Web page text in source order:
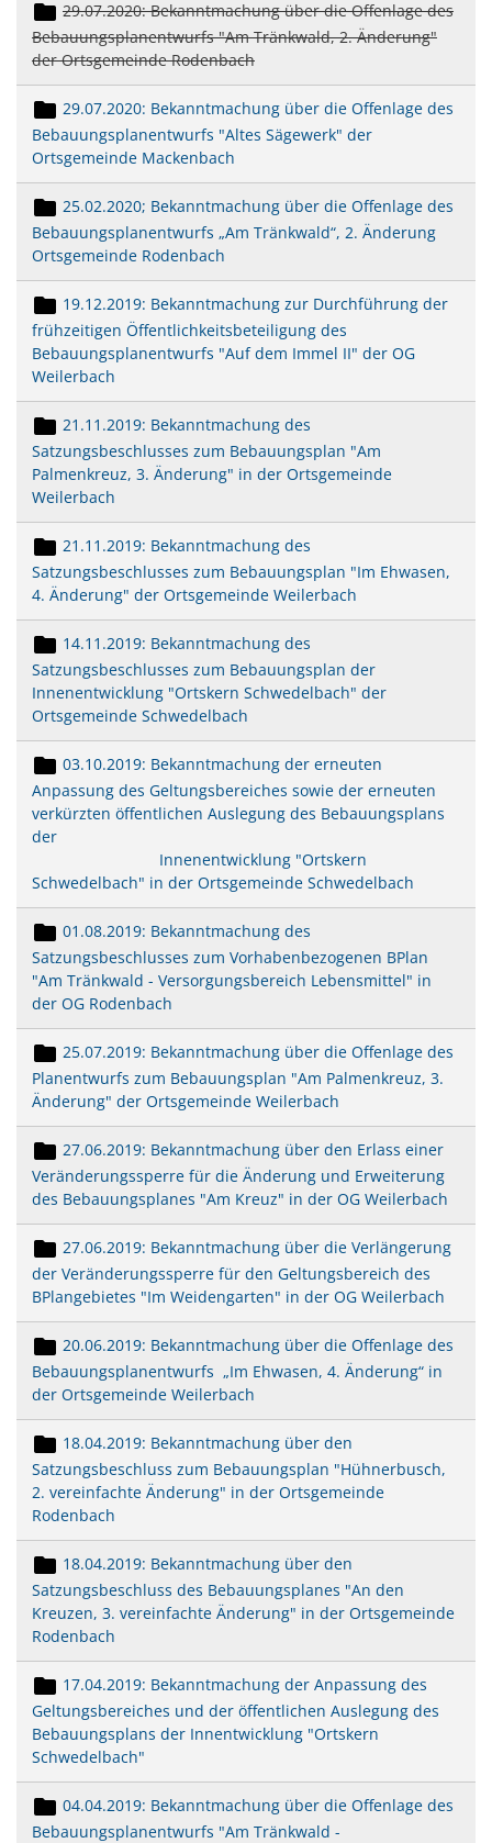
29.07.2020: Bekanntmachung über die Offenlage des
Bebauungsplanentwurfs "Am Tränkwald, 2. Änderung"
der Ortsgemeinde Rodenbach
29.07.2020: Bekanntmachung über die Offenlage des
Bebauungsplanentwurfs "Altes Sägewerk" der
Ortsgemeinde Mackenbach
25.02.2020; Bekanntmachung über die Offenlage des
Bebauungsplanentwurfs „Am Tränkwald“, 2. Änderung
Ortsgemeinde Rodenbach
19.12.2019: Bekanntmachung zur Durchführung der
frühzeitigen Öffentlichkeitsbeteiligung des
Bebauungsplanentwurfs "Auf dem Immel II" der OG
Weilerbach
21.11.2019: Bekanntmachung des
Satzungsbeschlusses zum Bebauungsplan "Am
Palmenkreuz, 3. Änderung" in der Ortsgemeinde
Weilerbach
21.11.2019: Bekanntmachung des
Satzungsbeschlusses zum Bebauungsplan "Im Ehwasen,
4. Änderung" der Ortsgemeinde Weilerbach
14.11.2019: Bekanntmachung des
Satzungsbeschlusses zum Bebauungsplan der
Innenentwicklung "Ortskern Schwedelbach" der
Ortsgemeinde Schwedelbach
03.10.2019: Bekanntmachung der erneuten
Anpassung des Geltungsbereiches sowie der erneuten
verkürzten öffentlichen Auslegung des Bebauungsplans
der
Innenentwicklung "Ortskern
Schwedelbach" in der Ortsgemeinde Schwedelbach
01.08.2019: Bekanntmachung des
Satzungsbeschlusses zum Vorhabenbezogenen BPlan
"Am Tränkwald - Versorgungsbereich Lebensmittel" in
der OG Rodenbach
25.07.2019: Bekanntmachung über die Offenlage des
Planentwurfs zum Bebauungsplan "Am Palmenkreuz, 3.
Änderung" der Ortsgemeinde Weilerbach
27.06.2019: Bekanntmachung über den Erlass einer
Veränderungssperre für die Änderung und Erweiterung
des Bebauungsplanes "Am Kreuz" in der OG Weilerbach
27.06.2019: Bekanntmachung über die Verlängerung
der Veränderungssperre für den Geltungsbereich des
BPlangebietes "Im Weidengarten" in der OG Weilerbach
20.06.2019: Bekanntmachung über die Offenlage des
Bebauungsplanentwurfs „Im Ehwasen, 4. Änderung“ in
der Ortsgemeinde Weilerbach
18.04.2019: Bekanntmachung über den
Satzungsbeschluss zum Bebauungsplan "Hühnerbusch,
2. vereinfachte Änderung" in der Ortsgemeinde
Rodenbach
18.04.2019: Bekanntmachung über den
Satzungsbeschluss des Bebauungsplanes "An den
Kreuzen, 3. vereinfachte Änderung" in der Ortsgemeinde
Rodenbach
17.04.2019: Bekanntmachung der Anpassung des
Geltungsbereiches und der öffentlichen Auslegung des
Bebauungsplans der Innentwicklung "Ortskern
Schwedelbach"
04.04.2019: Bekanntmachung über die Offenlage des
Bebauungsplanentwurfs "Am Tränkwald -